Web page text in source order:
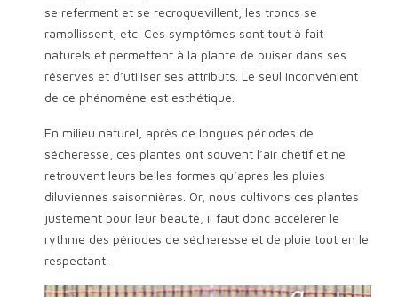
se referment et se recroquevillent, les troncs se
ramollissent, etc. Ces symptômes sont tout à fait
naturels et permettent à la plante de puiser dans ses
réserves et d’utiliser ses attributs. Le seul inconvénient
de ce phénomène est esthétique.
En milieu naturel, après de longues périodes de
sécheresse, ces plantes ont souvent l’air chétif et ne
retrouvent leurs belles formes qu’après les pluies
diluviennes saisonnières. Or, nous cultivons ces plantes
justement pour leur beauté, il faut donc accélérer le
rythme des périodes de sécheresse et de pluie tout en le
respectant.